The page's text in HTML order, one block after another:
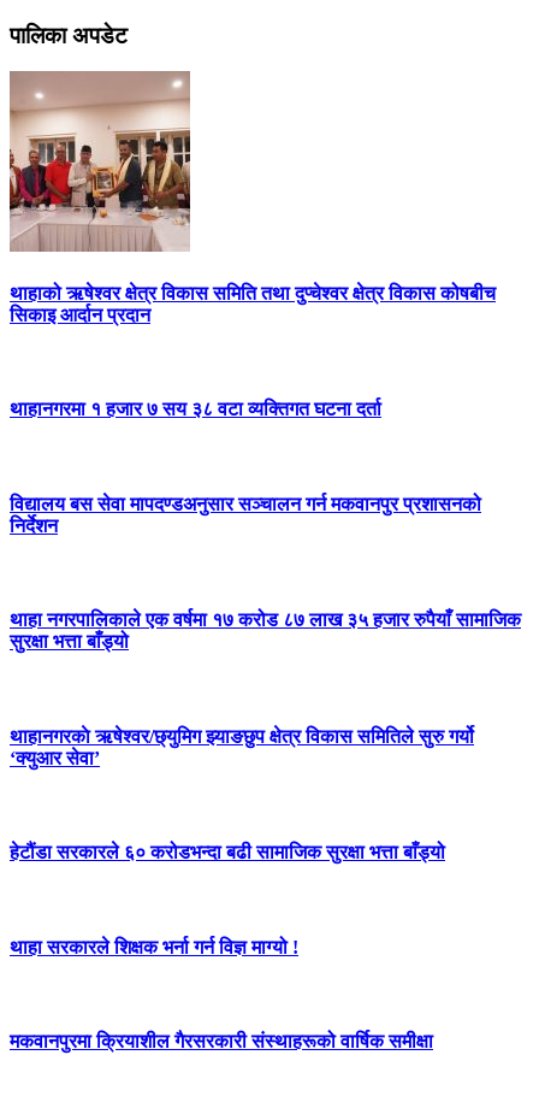
पालिका अपडेट
थाहाको ऋषेश्वर क्षेत्र विकास समिति तथा दुप्चेश्वर क्षेत्र विकास कोषबीच
सिकाइ आर्दान प्रदान
थाहानगरमा १ हजार ७ सय ३८ वटा व्यक्तिगत घटना दर्ता
विद्यालय बस सेवा मापदण्डअनुसार सञ्चालन गर्न मकवानपुर प्रशासनको
निर्देशन
थाहा नगरपालिकाले एक वर्षमा १७ करोड ८७ लाख ३५ हजार रुपैयाँ सामाजिक
सुरक्षा भत्ता बाँड्यो
थाहानगरकाे ऋषेश्वर/छ्युमिग झ्याङछुप क्षेत्र विकास समितिले सुरु गर्यो
‘क्युआर सेवा’
हेटौंडा सरकारले ६० करोडभन्दा बढी सामाजिक सुरक्षा भत्ता बाँड्यो
थाहा सरकारले शिक्षक भर्ना गर्न विज्ञ माग्यो !
मकवानपुरमा क्रियाशील गैरसरकारी संस्थाहरूको वार्षिक समीक्षा